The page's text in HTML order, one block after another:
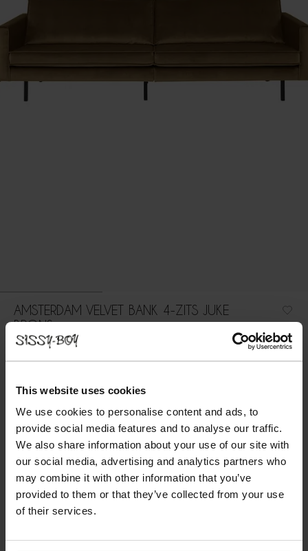
This website uses cookies
We use cookies to personalise content and ads, to
provide social media features and to analyse our traffic.
We also share information about your use of our site with
our social media, advertising and analytics partners who
may combine it with other information that you’ve
provided to them or that they’ve collected from your use
of their services.
AMSTERDAM VELVET BANK 4-ZITS JUKE
BRONS
bank heeft dankzij het zachte, velvet materiaal een luxe
uitstraling en een comfortabele zitervaring. Let op: Bij de
levering kan de bank in kleur afwijken van de stofstaa...
Lees meer
1 Model
: 4-zits (1x) + opties
2 Stof : Juke Honey gold 14